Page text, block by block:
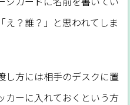
え？誰？」と思われてしま
し方には相手のデスクに置
カーに入れておくという方